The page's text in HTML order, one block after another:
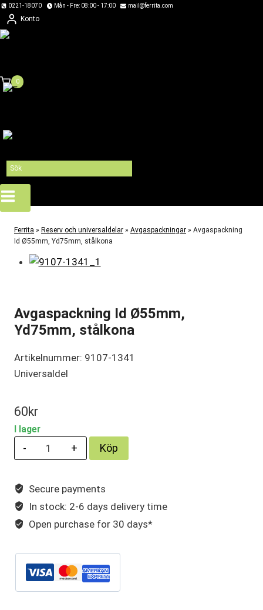
Skip
to
content
0221-18070 Mån - Fre: 08:00 - 17:00 mail@ferrita.com
Konto
0
Ferrita » Reserv och universaldelar » Avgaspackningar » Avgaspackning
Id Ø55mm, Yd75mm, stålkona
Avgaspackning Id Ø55mm,
Yd75mm, stålkona
Artikelnummer: 9107-1341
Universaldel
60kr
I lager
Avgaspackning
Id
Yd75mm,
stålkona
mängd
Köp
Secure payments
In stock: 2-6 days delivery time
Open purchase for 30 days*